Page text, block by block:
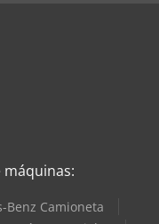
máquinas:
Benz Camioneta